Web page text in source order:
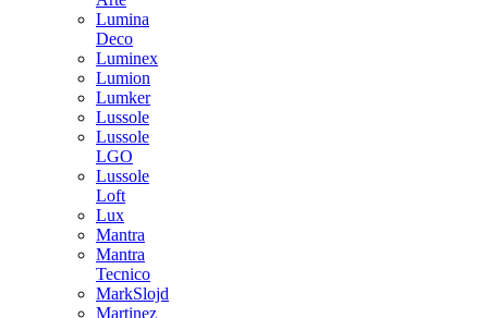
Lumina
Deco
Luminex
Lumion
Lumker
Lussole
Lussole
LGO
Lussole
Loft
Lux
Mantra
Mantra
Tecnico
MarkSlojd
Martinez